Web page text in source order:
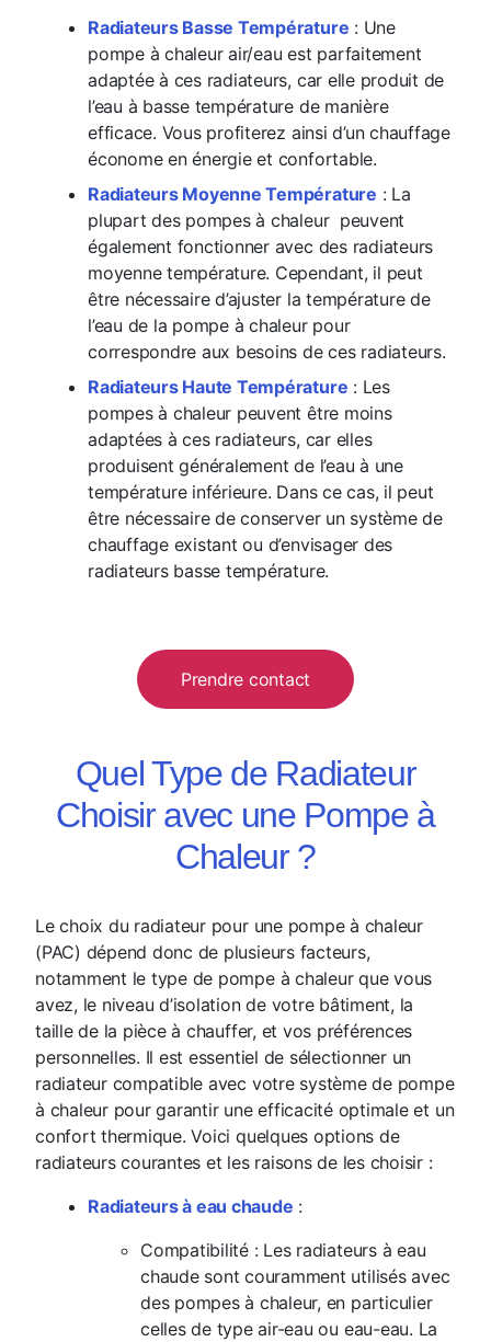
Radiateurs Basse Température : Une
pompe à chaleur air/eau est parfaitement
adaptée à ces radiateurs, car elle produit de
l’eau à basse température de manière
efficace. Vous profiterez ainsi d’un chauffage
économe en énergie et confortable.
Radiateurs Moyenne Température : La
plupart des pompes à chaleur peuvent
également fonctionner avec des radiateurs
moyenne température. Cependant, il peut
être nécessaire d’ajuster la température de
l’eau de la pompe à chaleur pour
correspondre aux besoins de ces radiateurs.
Radiateurs Haute Température : Les
pompes à chaleur peuvent être moins
adaptées à ces radiateurs, car elles
produisent généralement de l’eau à une
température inférieure. Dans ce cas, il peut
être nécessaire de conserver un système de
chauffage existant ou d’envisager des
radiateurs basse température.
Prendre contact
Quel Type de Radiateur
Choisir avec une Pompe à
Chaleur ?
Le choix du radiateur pour une pompe à chaleur
(PAC) dépend donc de plusieurs facteurs,
notamment le type de pompe à chaleur que vous
avez, le niveau d’isolation de votre bâtiment, la
taille de la pièce à chauffer, et vos préférences
personnelles. Il est essentiel de sélectionner un
radiateur compatible avec votre système de pompe
à chaleur pour garantir une efficacité optimale et un
confort thermique. Voici quelques options de
radiateurs courantes et les raisons de les choisir :
Radiateurs à eau chaude :
Compatibilité : Les radiateurs à eau
chaude sont couramment utilisés avec
des pompes à chaleur, en particulier
celles de type air-eau ou eau-eau. La